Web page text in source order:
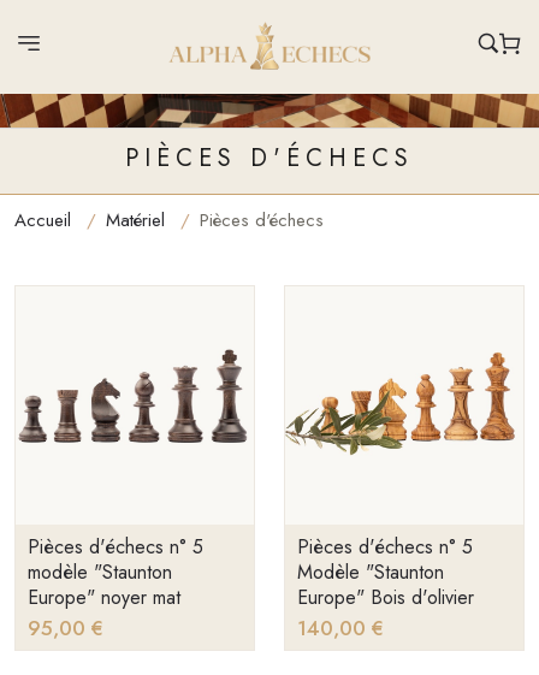
PIÈCES D'ÉCHECS
Accueil Matériel Pièces d'échecs
Pièces d'échecs n° 5
modèle "Staunton
Europe" noyer mat
95,00 €
Pièces d'échecs n° 5
Modèle "Staunton
Europe" Bois d'olivier
140,00 €